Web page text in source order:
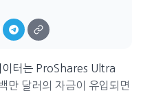
이터는 ProShares Ultra
달러의 자금이 유입되면